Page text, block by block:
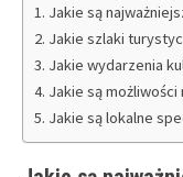
Jakie są
Jakie szlaki
Jakie wydarzenia
Jakie są
Jakie są lokalne